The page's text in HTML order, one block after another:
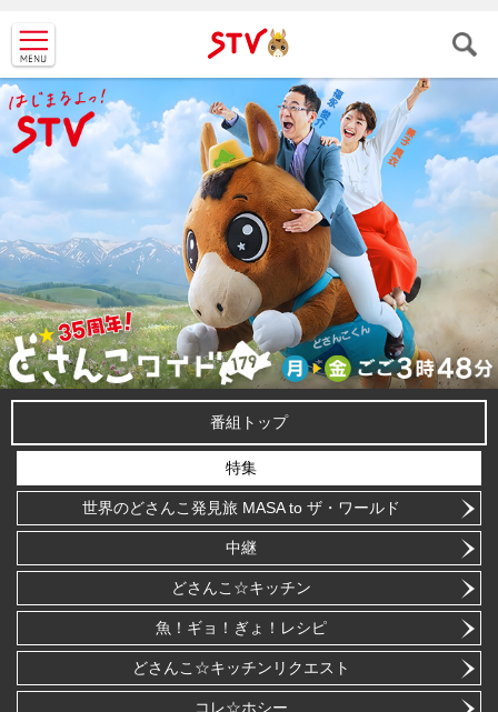
ＳＴＶ札
幌テレビ
番組トップ
特集
世界のどさんこ発見旅 MASA to ザ・ワールド
中継
どさんこ☆キッチン
魚！ギョ！ぎょ！レシピ
どさんこ☆キッチンリクエスト
コレ☆ホシー